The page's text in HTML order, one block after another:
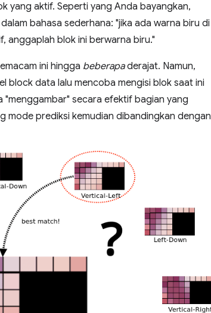
yang aktif. Seperti yang Anda bayangkan,
bahasa sederhana: "jika ada warna biru di
anggaplah blok ini berwarna biru."
ini hingga beberapaderajat. Namun,
block data lalu mencoba mengisi blok saat ini
secara efektif bagian yang
mode prediksi kemudian dibandingkan dengan